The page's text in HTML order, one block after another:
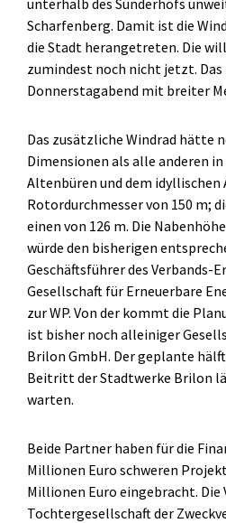
Scharfenberg. Damit ist die
die Stadt herangetreten. Die
zumindest noch nicht jetzt. Das
Donnerstagabend mit breiter
Das zusätzliche Windrad hätte
Dimensionen als alle anderen
Altenbüren und dem
Rotordurchmesser von 150 m;
einen von 126 m. Die
würde den bisherigen
Geschäftsführer des Verbands-
Gesellschaft für Erneuerbare
zur WP. Von der kommt die
ist bisher noch alleiniger
Brilon GmbH. Der geplante
Beitritt der Stadtwerke Brilon
warten.
Beide Partner haben für die
Millionen Euro schweren
Millionen Euro eingebracht. Die
Tochtergesellschaft der